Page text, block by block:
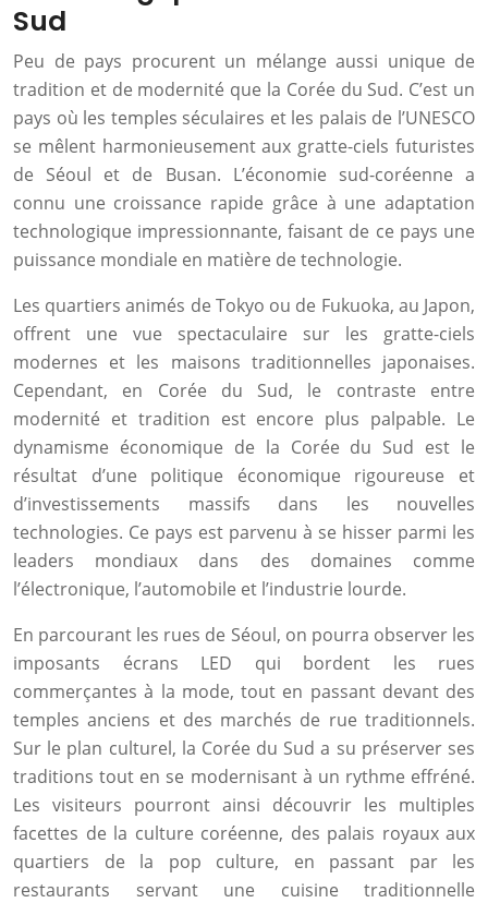
Sud
Peu de pays procurent un mélange aussi unique de
tradition et de modernité que la Corée du Sud. C’est un
pays où les temples séculaires et les palais de l’UNESCO
se mêlent harmonieusement aux gratte-ciels futuristes
de Séoul et de Busan. L’économie sud-coréenne a
connu une croissance rapide grâce à une adaptation
technologique impressionnante, faisant de ce pays une
puissance mondiale en matière de technologie.
Les quartiers animés de Tokyo ou de Fukuoka, au Japon,
offrent une vue spectaculaire sur les gratte-ciels
modernes et les maisons traditionnelles japonaises.
Cependant, en Corée du Sud, le contraste entre
modernité et tradition est encore plus palpable. Le
dynamisme économique de la Corée du Sud est le
résultat d’une politique économique rigoureuse et
d’investissements massifs dans les nouvelles
technologies. Ce pays est parvenu à se hisser parmi les
leaders mondiaux dans des domaines comme
l’électronique, l’automobile et l’industrie lourde.
En parcourant les rues de Séoul, on pourra observer les
imposants écrans LED qui bordent les rues
commerçantes à la mode, tout en passant devant des
temples anciens et des marchés de rue traditionnels.
Sur le plan culturel, la Corée du Sud a su préserver ses
traditions tout en se modernisant à un rythme effréné.
Les visiteurs pourront ainsi découvrir les multiples
facettes de la culture coréenne, des palais royaux aux
quartiers de la pop culture, en passant par les
restaurants servant une cuisine traditionnelle